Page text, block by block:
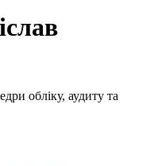
обліку, аудиту та